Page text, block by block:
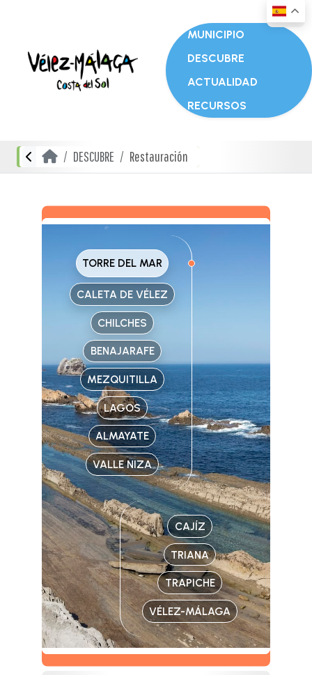
MUNICIPIO
DESCUBRE
ACTUALIDAD
RECURSOS
DESCUBRE Restauración
TORRE DEL MAR
CALETA DE VÉLEZ
CHILCHES
BENAJARAFE
MEZQUITILLA
LAGOS
ALMAYATE
VALLE NIZA
CAJÍZ
TRIANA
TRAPICHE
VÉLEZ-MÁLAGA